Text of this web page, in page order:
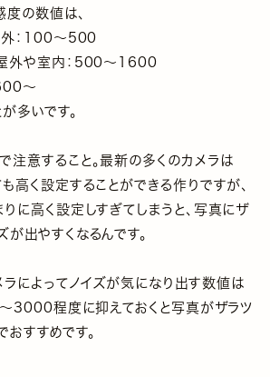
の数値は、
外：100〜500
屋外や室内：500〜1600
〜
多いです。
注意すること。最新の多くのカメラは
高く設定することができる作りですが、
に高く設定しすぎてしまうと、写真にザ
が出やすくなるんです。
ラによってノイズが気になり出す数値は
〜3000程度に抑えておくと写真がザラツ
おすすめです。